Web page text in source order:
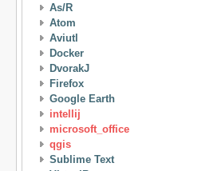
As/R
Atom
Aviutl
Docker
DvorakJ
Firefox
Google Earth
intellij
microsoft_office
qgis
Sublime Text